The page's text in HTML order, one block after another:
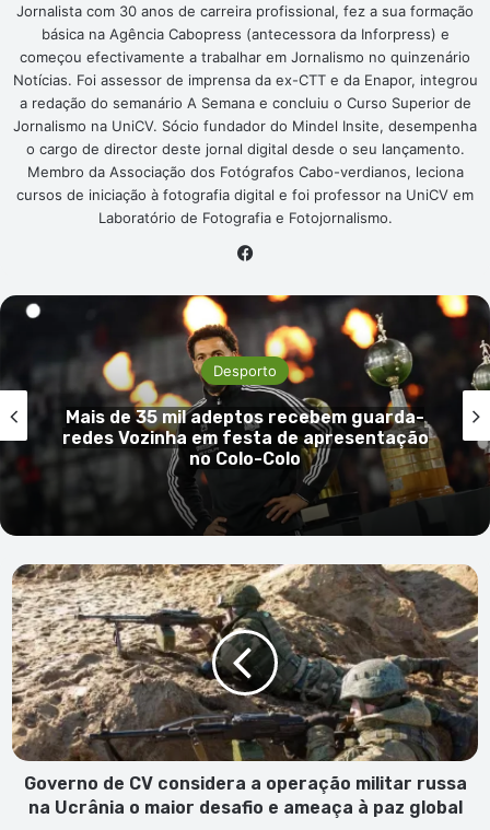
Jornalista com 30 anos de carreira profissional, fez a sua formação
básica na Agência Cabopress (antecessora da Inforpress) e
começou efectivamente a trabalhar em Jornalismo no quinzenário
Notícias. Foi assessor de imprensa da ex-CTT e da Enapor, integrou
a redação do semanário A Semana e concluiu o Curso Superior de
Jornalismo na UniCV. Sócio fundador do Mindel Insite, desempenha
o cargo de director deste jornal digital desde o seu lançamento.
Membro da Associação dos Fotógrafos Cabo-verdianos, leciona
cursos de iniciação à fotografia digital e foi professor na UniCV em
Laboratório de Fotografia e Fotojornalismo.
Desporto
adeptos recebem guarda-
em festa de apresentação
no Colo-Colo
Bubista
Azuis e
Governo
de
CV
considera
a
operação
militar
russa
na
Ucrânia
Governo de CV considera a operação militar russa
na Ucrânia o maior desafio e ameaça à paz global